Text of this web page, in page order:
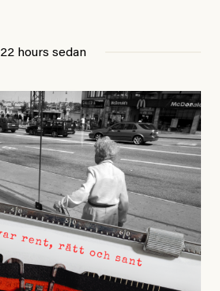
22 hours sedan